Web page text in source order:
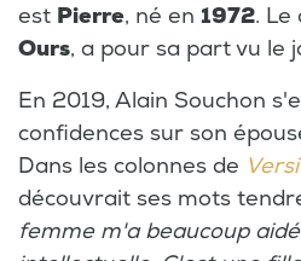
est Pierre, né en 1972. Le
Ours, a pour sa part vu le
En 2019, Alain Souchon
confidences sur son
Dans les colonnes de
découvrait ses mots
femme m'a beaucoup